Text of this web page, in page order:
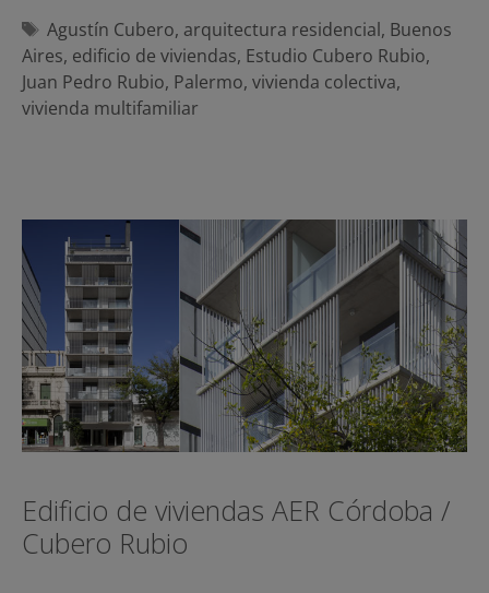
Etiquetas
Agustín Cubero, arquitectura residencial, Buenos
Aires, edificio de viviendas, Estudio Cubero Rubio,
Juan Pedro Rubio, Palermo, vivienda colectiva,
vivienda multifamiliar
Edificio de viviendas AER Córdoba /
Cubero Rubio